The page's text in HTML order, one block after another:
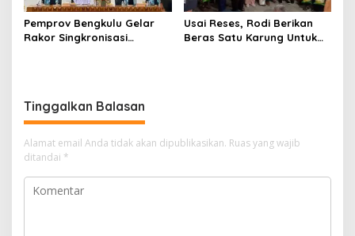
Pemprov Bengkulu Gelar
Rakor Singkronisasi
Usai Reses, Rodi Berikan
Beras Satu Karung Untuk
Tinggalkan Balasan
Alamat email Anda tidak akan dipublikasikan. Ruas yang wajib
ditandai *